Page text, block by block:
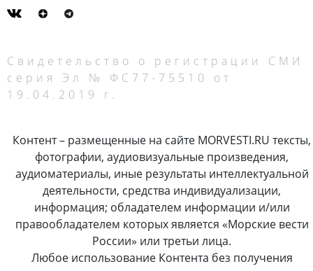
Свидетельство о регистрации СМИ
серия Эл № ФС77-75510 от
19.04.2019 г.
Контент – размещенные на сайте MORVESTI.RU тексты,
фотографии, аудиовизуальные произведения,
аудиоматериалы, иные результаты интеллектуальной
деятельности, средства индивидуализации,
информация; обладателем информации и/или
правообладателем которых является «Морские вести
России» или третьи лица.
Любое использование Контента без получения